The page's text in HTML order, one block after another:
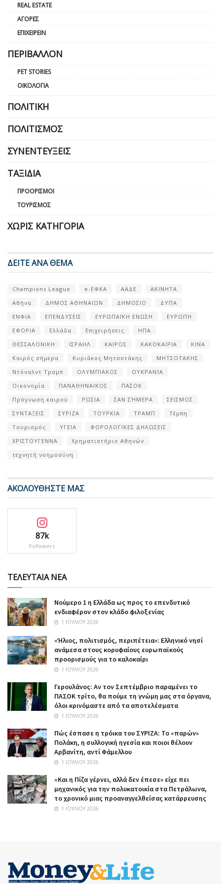
REAL ESTATE
ΑΓΟΡΈΣ
ΕΠΙΧΕΙΡΕΊΝ
ΠΕΡΙΒΆΛΛΟΝ
PET STORIES
ΟΙΚΟΛΟΓΊΑ
ΠΟΛΙΤΙΚΉ
ΠΟΛΙΤΙΣΜΌΣ
ΣΥΝΕΝΤΕΎΞΕΙΣ
ΤΑΞΊΔΙΑ
ΠΡΟΟΡΙΣΜΟΊ
ΤΟΥΡΙΣΜΌΣ
ΧΩΡΊΣ ΚΑΤΗΓΟΡΊΑ
ΔΕΙΤΕ ΑΝΑ ΘΕΜΑ
Champions League e-ΕΦΚΑ ΑΑΔΕ
ΑΚΙΝΗΤΑ
Αθήνα
ΔΗΜΟΣ ΑΘΗΝΑΙΩΝ ΔΗΜΟΣΙΟ
ΔΥΠΑ
ΕΝΦΙΑ
ΕΠΕΝΔΥΣΕΙΣ ΕΥΡΩΠΑΪΚΗ ΕΝΩΣΗ
ΕΥΡΩΠΗ
ΕΦΟΡΙΑ
Ελλάδα Επιχειρήσεις
ΗΠΑ
ΘΕΣΣΑΛΟΝΙΚΗ
ΙΣΡΑΗΛ ΚΑΙΡΟΣ ΚΑΚΟΚΑΙΡΙΑ
ΚΙΝΑ
Καιρός σήμερα
Κυριάκος Μητσοτάκης
ΜΗΤΣΟΤΑΚΗΣ
Ντόναλντ Τραμπ
ΟΛΥΜΠΙΑΚΟΣ
ΟΥΚΡΑΝΊΑ
Οικονομία
ΠΑΝΑΘΗΝΑΙΚΟΣ
ΠΑΣΟΚ
Πρόγνωση καιρού
ΡΩΣΙΑ ΣΑΝ ΣΉΜΕΡΑ
ΣΕΙΣΜΟΣ
ΣΥΝΤΑΞΕΙΣ
ΣΥΡΙΖΑ ΤΟΥΡΚΙΑ ΤΡΑΜΠ
Τέμπη
Τουρισμός
ΥΓΕΙΑ
ΦΟΡΟΛΟΓΙΚΕΣ ΔΗΛΩΣΕΙΣ
ΧΡΙΣΤΟΥΓΕΝΝΑ
Χρηματιστήριο Αθηνών
τεχνητή νοημοσύνη
ΑΚΟΛΟΥΘΗΣΤΕ ΜΑΣ
87k
Followers
ΤΕΛΕΥΤΑΙΑ ΝΕΑ
Nούμερο 1 η Ελλάδα ως προς το επενδυτικό
ενδιαφέρον στον κλάδο φιλοξενίας
1 ΙΟΥΛΊΟΥ 2026
«Ήλιος, πολιτισμός, περιπέτεια»: Ελληνικό νησί
ανάμεσα στους κορυφαίους ευρωπαϊκούς
προορισμούς για το καλοκαίρι
1 ΙΟΥΛΊΟΥ 2026
Γερουλάνος: Αν τον Σεπτέμβριο παραμένει το
ΠΑΣΟΚ τρίτο, θα πούμε τη γνώμη μας στα όργανα,
όλοι κρινόμαστε από τα αποτελέσματα
1 ΙΟΥΛΊΟΥ 2026
Πώς έσπασε η τρόικα του ΣΥΡΙΖΑ: Το «παρών»
Πολάκη, η συλλογική ηγεσία και ποιοι θέλουν
Αρβανίτη, αντί Φάμελλου
1 ΙΟΥΛΊΟΥ 2026
«Και η Πίζα γέρνει, αλλά δεν έπεσε» είχε πει
μηχανικός για την πολυκατοικία στα Πετράλωνα,
το χρονικό μιας προαναγγελθείσας κατάρρευσης
1 ΙΟΥΛΊΟΥ 2026